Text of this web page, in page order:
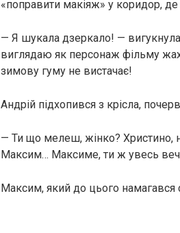
«поправити макіяж» у коридор, де
— Я шукала дзеркало! — вигукнула
виглядаю як персонаж фільму
зимову гуму не вистачає!
Андрій підхопився з крісла,
— Ти що мелеш, жінко? Христино,
Максим… Максиме, ти ж увесь
Максим, який до цього намагався